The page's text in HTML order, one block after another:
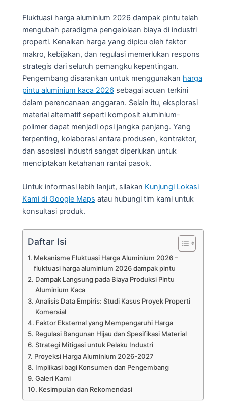
Fluktuasi harga aluminium 2026 dampak pintu telah
mengubah paradigma pengelolaan biaya di industri
properti. Kenaikan harga yang dipicu oleh faktor
makro, kebijakan, dan regulasi memerlukan respons
strategis dari seluruh pemangku kepentingan.
Pengembang disarankan untuk menggunakan harga
pintu aluminium kaca 2026 sebagai acuan terkini
dalam perencanaan anggaran. Selain itu, eksplorasi
material alternatif seperti komposit aluminium-
polimer dapat menjadi opsi jangka panjang. Yang
terpenting, kolaborasi antara produsen, kontraktor,
dan asosiasi industri sangat diperlukan untuk
menciptakan ketahanan rantai pasok.
Untuk informasi lebih lanjut, silakan Kunjungi Lokasi
Kami di Google Maps atau hubungi tim kami untuk
konsultasi produk.
Daftar Isi
Mekanisme Fluktuasi Harga Aluminium 2026 –
fluktuasi harga aluminium 2026 dampak pintu
Dampak Langsung pada Biaya Produksi Pintu
Aluminium Kaca
Analisis Data Empiris: Studi Kasus Proyek Properti
Komersial
Faktor Eksternal yang Mempengaruhi Harga
Regulasi Bangunan Hijau dan Spesifikasi Material
Strategi Mitigasi untuk Pelaku Industri
Proyeksi Harga Aluminium 2026-2027
Implikasi bagi Konsumen dan Pengembang
Galeri Kami
Kesimpulan dan Rekomendasi